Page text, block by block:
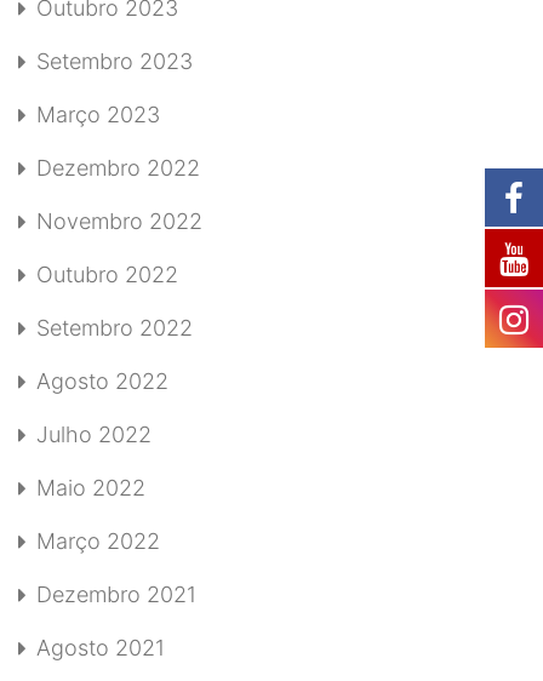
Outubro 2023
Setembro 2023
Março 2023
Dezembro 2022
Novembro 2022
Outubro 2022
Setembro 2022
Agosto 2022
Julho 2022
Maio 2022
Março 2022
Dezembro 2021
Agosto 2021